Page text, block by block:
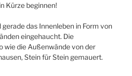
Kürze beginnen!
das Innenleben in Form von
eingehaucht. Die
wie die Außenwände von der
Stein für Stein gemauert.